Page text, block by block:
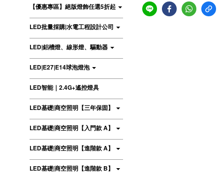
【優惠專區】絕版燈飾任選5折起
LED批量採購|水電工程設計公司
LED|鋁槽燈、線形燈、驅動器
LED|E27|E14球泡燈泡
LED智能｜2.4G+遙控燈具
LED基礎|商空照明【三年保固】
LED基礎|商空照明【入門款 A】
LED基礎|商空照明【進階款 A】
LED基礎|商空照明【進階款 B】